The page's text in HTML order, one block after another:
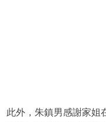
此外，朱鎮男感謝家姐